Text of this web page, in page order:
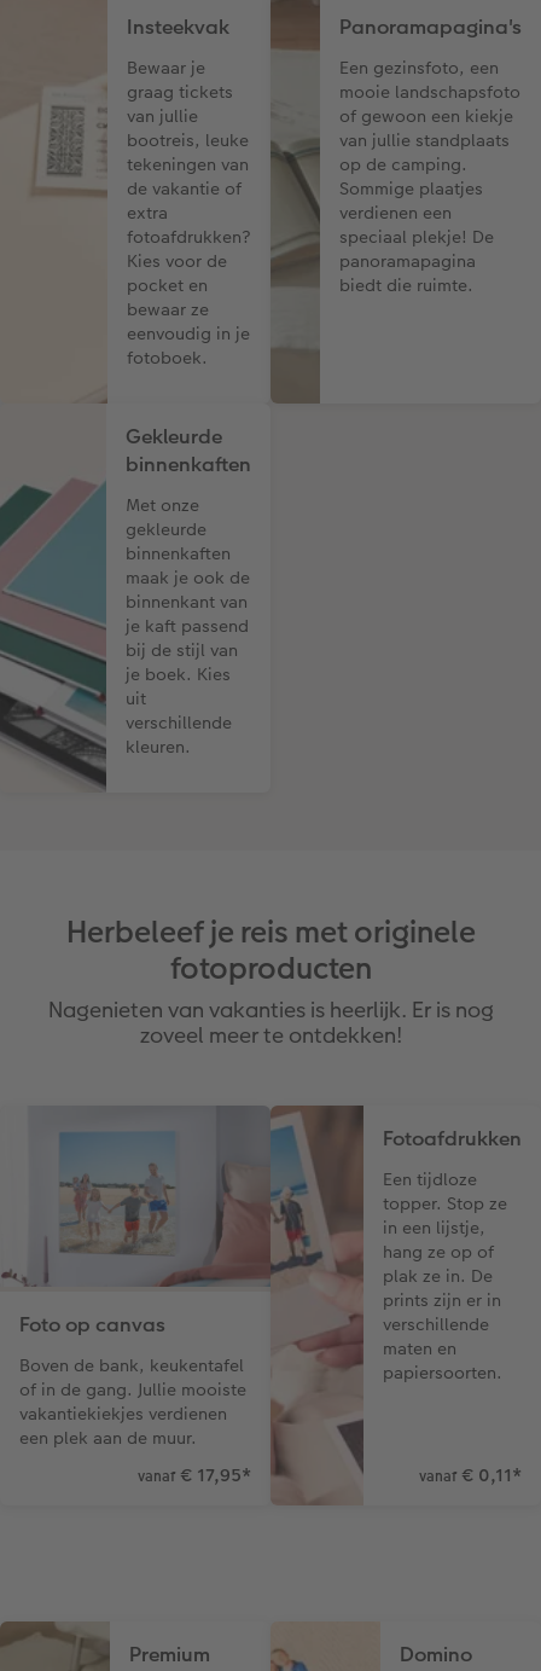
Insteekvak
Bewaar je
graag tickets
van jullie
bootreis, leuke
tekeningen van
de vakantie of
extra
fotoafdrukken?
Kies voor de
pocket en
bewaar ze
eenvoudig in je
fotoboek.
Panoramapagina's
Een gezinsfoto, een
mooie landschapsfoto
of gewoon een kiekje
van jullie standplaats
op de camping.
Sommige plaatjes
verdienen een
speciaal plekje! De
panoramapagina
biedt die ruimte.
Gekleurde
binnenkaften
Met onze
gekleurde
binnenkaften
maak je ook de
binnenkant van
je kaft passend
bij de stijl van
je boek. Kies
uit
verschillende
kleuren.
Herbeleef je reis met originele
fotoproducten
Nagenieten van vakanties is heerlijk. Er is nog
zoveel meer te ontdekken!
Foto op canvas
Boven de bank, keukentafel
of in de gang. Jullie mooiste
vakantiekiekjes verdienen
een plek aan de muur.
vanaf € 17,95*
Fotoafdrukken
Een tijdloze
topper. Stop ze
in een lijstje,
hang ze op of
plak ze in. De
prints zijn er in
verschillende
maten en
papiersoorten.
vanaf € 0,11*
Premium
Domino